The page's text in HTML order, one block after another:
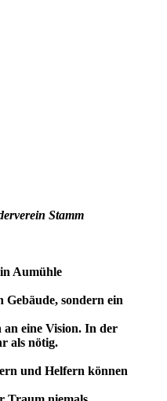
Stamm
Aumühle
Gebäude, sondern ein
eine Vision. In der
als nötig.
und Helfern können